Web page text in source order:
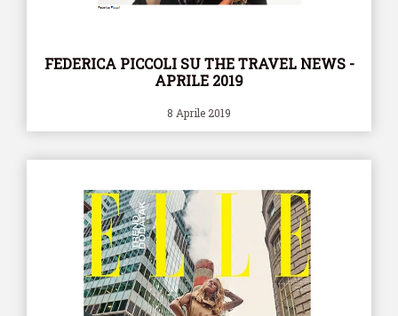
FEDERICA PICCOLI SU THE TRAVEL NEWS -
APRILE 2019
8 Aprile 2019